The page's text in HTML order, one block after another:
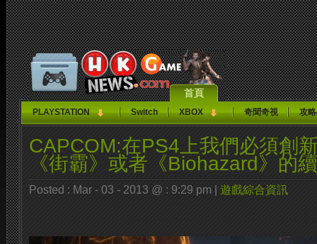
首頁
PLAYSTATION Switch XBOX 奇聞奇視 攻
CAPCOM:在PS4上我們必須創
《街霸》或者《Biohazard》的
Posted : Mar - 03 - 2013 @ : 9:29 pm | 遊戲綜合資訊